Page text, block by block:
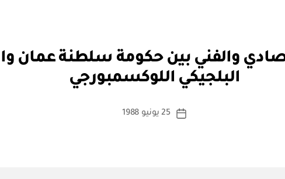
والفني بين حكومة سلطنة عمان
البلجيكي اللوكسمبورجي
كاتب
بو
ا
س
ة
تاريخ
25 يونيو 1988